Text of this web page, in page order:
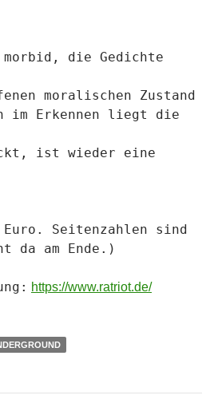
die Gedichte
moralischen Zustand
im Erkennen liegt die
ist wieder eine
Euro. Seitenzahlen sind
da am Ende.)
https://www.ratriot.de/